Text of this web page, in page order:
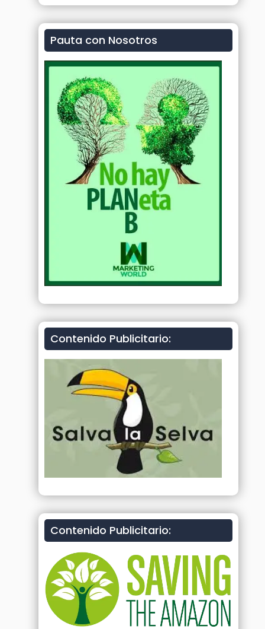
Pauta con Nosotros
Contenido Publicitario:
Contenido Publicitario: